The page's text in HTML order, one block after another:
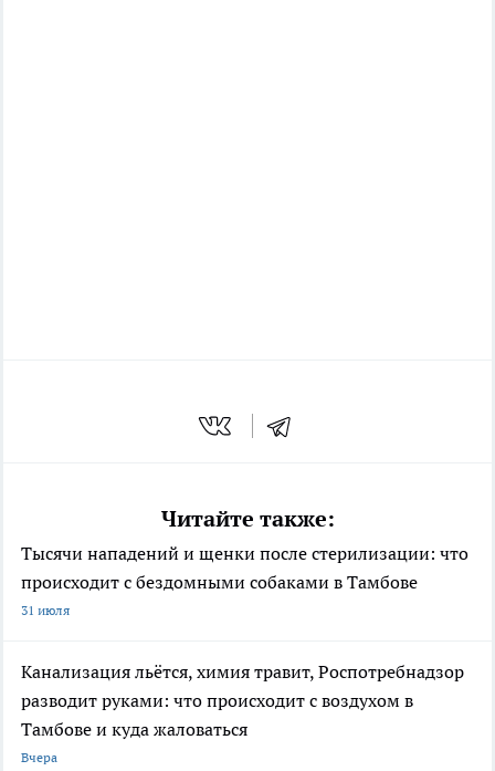
Читайте также:
Тысячи нападений и щенки после стерилизации: что
происходит с бездомными собаками в Тамбове
31 июля
Канализация льётся, химия травит, Роспотребнадзор
разводит руками: что происходит с воздухом в
Тамбове и куда жаловаться
Вчера